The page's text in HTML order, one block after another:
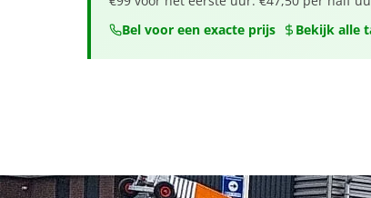
Bel voor een exacte prijs
Bekijk alle